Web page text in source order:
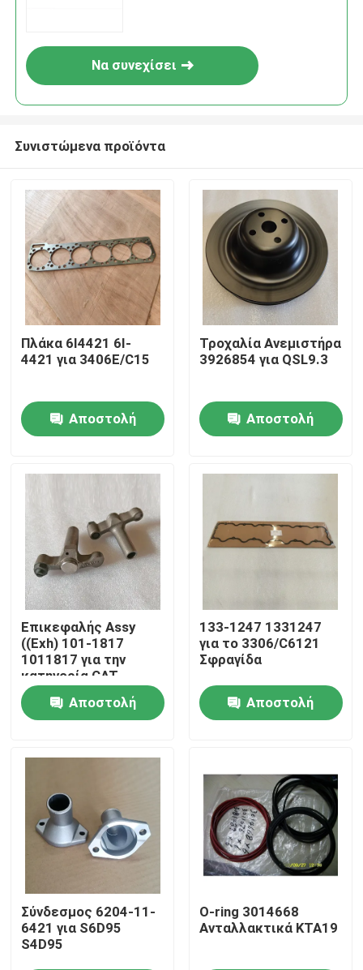
Προϊόντα
Βίντεο
Σχετικά με εμάς
Επισκέψεις στο εργοστάσιο
Έλεγχος Ποιότητας
Επικοινωνήστε μαζί μας
κατέβασμα
Να συνεχίσει
Συνιστώμενα προϊόντα
Πλάκα 6I4421 6I-
4421 για 3406E/C15
Αποστολή
Τροχαλία Ανεμιστήρα
3926854 για QSL9.3
Αποστολή
Επικεφαλής Assy
((Exh) 101-1817
1011817 για την
κατηγορία CAT
3412/3406
Αποστολή
133-1247 1331247
για το 3306/C6121
Σφραγίδα
Αποστολή
Σύνδεσμος 6204-11-
6421 για S6D95
S4D95
O-ring 3014668
Ανταλλακτικά KTA19